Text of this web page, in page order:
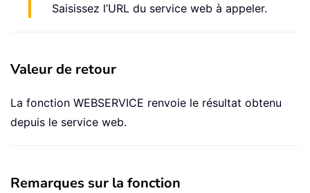
Saisissez l’URL du service web à appeler.
Valeur de retour
La fonction WEBSERVICE renvoie le résultat obtenu
depuis le service web.
Remarques sur la fonction